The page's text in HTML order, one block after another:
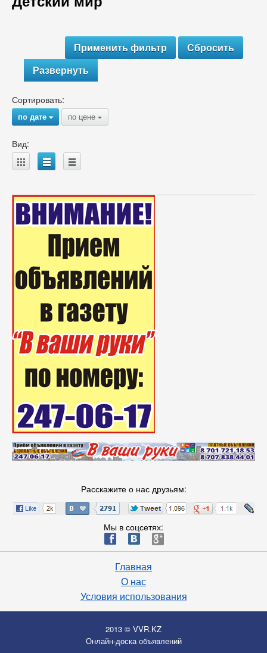
Развернуть
Сортировать:
по дате{ по цене {
Вид:
A B C
Расскажите о нас друзьям:
Мы в соцсетях:
ä æ è
Главная
О нас
Условия использования
2013 © VVR.KZ
Онлайн-доска объявлений